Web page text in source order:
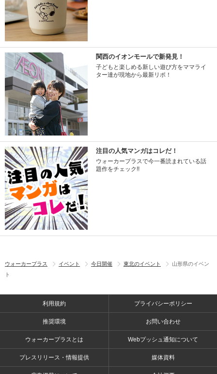
関西のイオンモールで新発見！
子どもと楽しめる新しい遊び方をママライ
ター達が現地から最新リポ！
注目の人気マンガはコレだ！
ウォーカープラスで今一番読まれている話
題作をチェック!!
ウォーカープラス イベント 今日開催 東北のイベント
山形県のイベン
ト
利用規約 プライバシーポリシー
推奨環境 お問い合わせ
ウォーカープラスとは Webプッシュ通知について
プレスリリース・情報提供 媒体資料